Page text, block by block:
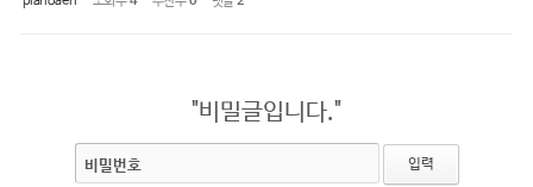
"비밀글입니다."
비밀번호